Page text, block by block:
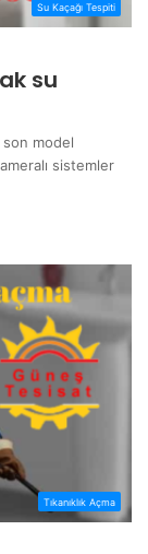
Su Kaçağı Tespiti
su
son model
sistemler
Tıkanıklık Açma